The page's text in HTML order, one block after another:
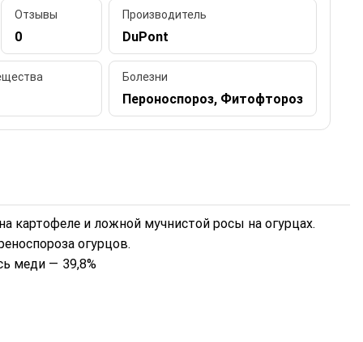
Отзывы
0
Производитель
DuPont
Болезни
Пероноспороз, Фитофтороз
и ложной мучнистой росы на огурцах.
огурцов.
меди — 39,8%